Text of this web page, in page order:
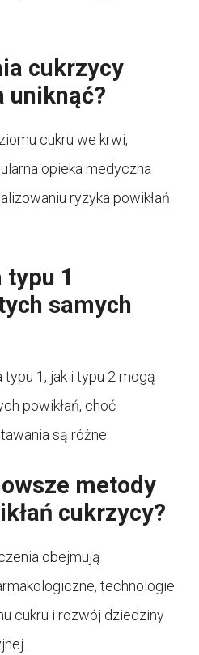
cukrzycy
uniknąć?
cukru we krwi,
opieka medyczna
ryzyka powikłań
1
samych
1, jak i typu 2 mogą
powikłań, choć
są różne.
metody
cukrzycy?
obejmują
technologie
cukru i rozwój dziedziny